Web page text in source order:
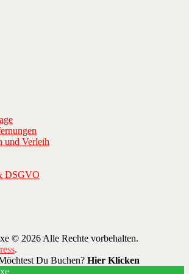
und Verleih
DSGVO
© 2026 Alle Rechte vorbehalten.
.
Du Buchen? Hier Klicken